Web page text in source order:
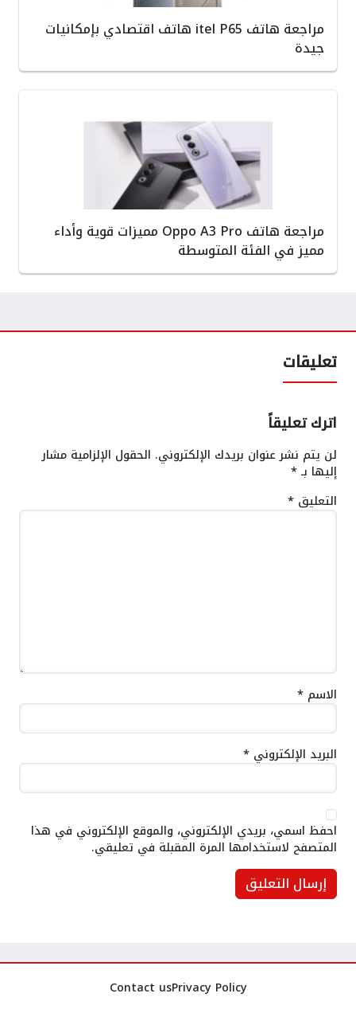
مراجعة هاتف itel P65 هاتف اقتصادي بإمكانيات
جيدة
مراجعة هاتف Oppo A3 Pro مميزات قوية وأداء
مميز في الفئة المتوسطة
تعليقات
اترك تعليقاً
لن يتم نشر عنوان بريدك الإلكتروني. الحقول الإلزامية مشار
إليها بـ*
التعليق *
الاسم *
البريد الإلكتروني *
احفظ اسمي، بريدي الإلكتروني، والموقع الإلكتروني في هذا
المتصفح لاستخدامها المرة المقبلة في تعليقي.
Privacy Policy
Contact us